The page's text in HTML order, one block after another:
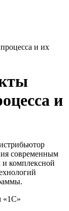
и их
и
современным
комплексной
«1С»